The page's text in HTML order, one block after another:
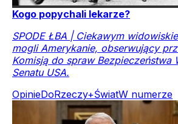
Kogo popychali lekarze?
SPODE ŁBA | Ciekawym
mogli Amerykanie, obserwujący
Komisją do spraw Bezpieczeństwa
Senatu USA.
OpinieDoRzeczy+ŚwiatW numerze